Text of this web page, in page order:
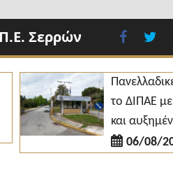
Σερρών
Πανελλαδικές
το ΔΙΠΑΕ με 3.675
και αυξημένες
06/08/2026